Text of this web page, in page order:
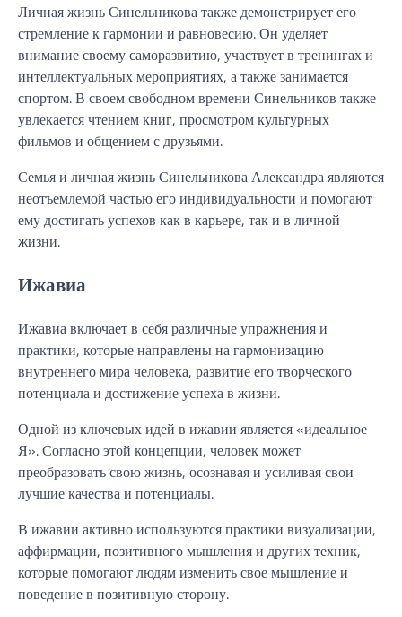
Личная жизнь Синельникова также демонстрирует его
стремление к гармонии и равновесию. Он уделяет
внимание своему саморазвитию, участвует в тренингах и
интеллектуальных мероприятиях, а также занимается
спортом. В своем свободном времени Синельников также
увлекается чтением книг, просмотром культурных
фильмов и общением с друзьями.
Семья и личная жизнь Синельникова Александра являются
неотъемлемой частью его индивидуальности и помогают
ему достигать успехов как в карьере, так и в личной
жизни.
Ижавиа
Ижавиа включает в себя различные упражнения и
практики, которые направлены на гармонизацию
внутреннего мира человека, развитие его творческого
потенциала и достижение успеха в жизни.
Одной из ключевых идей в ижавии является «идеальное
Я». Согласно этой концепции, человек может
преобразовать свою жизнь, осознавая и усиливая свои
лучшие качества и потенциалы.
В ижавии активно используются практики визуализации,
аффирмации, позитивного мышления и других техник,
которые помогают людям изменить свое мышление и
поведение в позитивную сторону.